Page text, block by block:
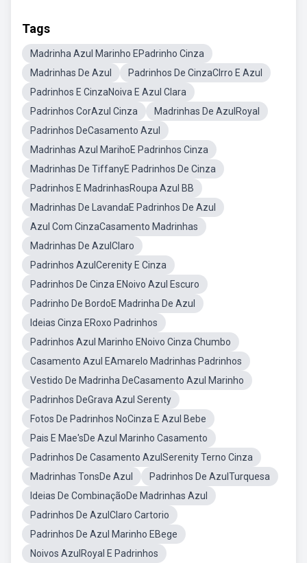
Tags
Madrinha Azul Marinho EPadrinho Cinza
Madrinhas De Azul
Padrinhos De CinzaClrro E Azul
Padrinhos E CinzaNoiva E Azul Clara
Padrinhos CorAzul Cinza
Madrinhas De AzulRoyal
Padrinhos DeCasamento Azul
Madrinhas Azul MarihoE Padrinhos Cinza
Madrinhas De TiffanyE Padrinhos De Cinza
Padrinhos E MadrinhasRoupa Azul BB
Madrinhas De LavandaE Padrinhos De Azul
Azul Com CinzaCasamento Madrinhas
Madrinhas De AzulClaro
Padrinhos AzulCerenity E Cinza
Padrinhos De Cinza ENoivo Azul Escuro
Padrinho De BordoE Madrinha De Azul
Ideias Cinza ERoxo Padrinhos
Padrinhos Azul Marinho ENoivo Cinza Chumbo
Casamento Azul EAmarelo Madrinhas Padrinhos
Vestido De Madrinha DeCasamento Azul Marinho
Padrinhos DeGrava Azul Serenty
Fotos De Padrinhos NoCinza E Azul Bebe
Pais E Mae'sDe Azul Marinho Casamento
Padrinhos De Casamento AzulSerenity Terno Cinza
Madrinhas TonsDe Azul
Padrinhos De AzulTurquesa
Ideias De CombinaçãoDe Madrinhas Azul
Padrinhos De AzulClaro Cartorio
Padrinhos De Azul Marinho EBege
Noivos AzulRoyal E Padrinhos